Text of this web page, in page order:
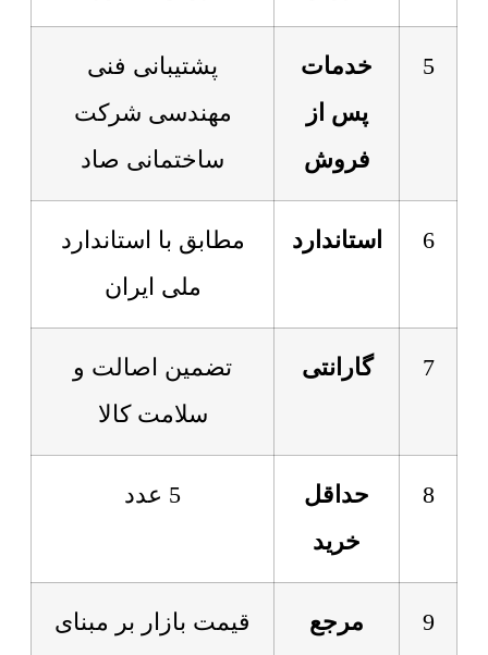
5
خدمات
پس از
فروش
پشتیبانی فنی
مهندسی شرکت
ساختمانی صاد
6 استاندارد
مطابق با استاندارد
ملی ایران
7 گارانتی
تضمین اصالت و
سلامت کالا
8
حداقل
خرید
5 عدد
9
مرجع
قیمت بازار بر مبنای